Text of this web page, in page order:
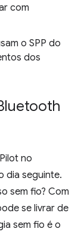
com
o SPP do
dos
no
dia seguinte.
sem fio? Com
se livrar de
sem fio é o